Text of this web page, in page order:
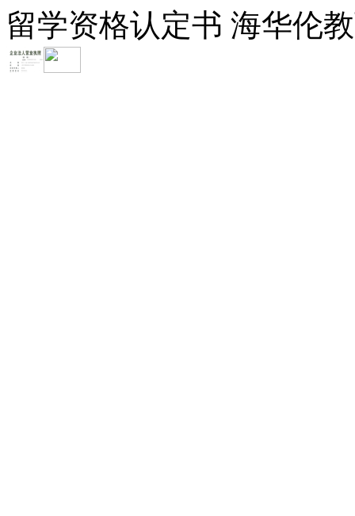
留学资格认定书 海华伦